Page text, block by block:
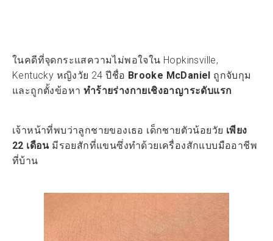
ในคดีที่จุดกระแสความไม่พอใจใน Hopkinsville,
Kentucky หญิงวัย 24 ปีชื่อ Brooke McDaniel ถูกจับกุม
และถูกตั้งข้อหา ทำร้ายร่างกายเชิงอาญาระดับแรก
เจ้าหน้าที่พบว่าลูกชายของเธอ เด็กชายตัวน้อยวัย เพียง
22 เดือนมีรอยสักที่แขนซึ่งทำด้วยเครื่องสักแบบมืออาชีพ
ที่บ้าน